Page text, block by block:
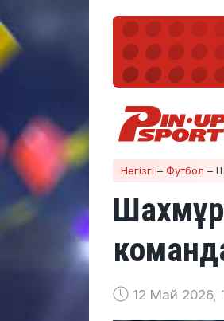
Негізгі – Футбол –
12 Май 2026,